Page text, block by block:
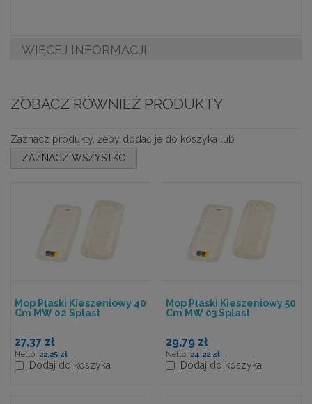
WIĘCEJ INFORMACJI
ZOBACZ RÓWNIEŻ PRODUKTY
Zaznacz produkty, żeby dodać je do koszyka lub
ZAZNACZ WSZYSTKO
Mop Płaski Kieszeniowy 40
Cm MW 02 Splast
27,37 zł
22,25 zł
Dodaj do koszyka
Mop Płaski Kieszeniowy 50
Cm MW 03 Splast
29,79 zł
24,22 zł
Dodaj do koszyka